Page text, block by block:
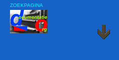
ZOEKPAGINA